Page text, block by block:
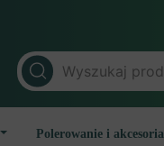
Polerowanie i akcesoria